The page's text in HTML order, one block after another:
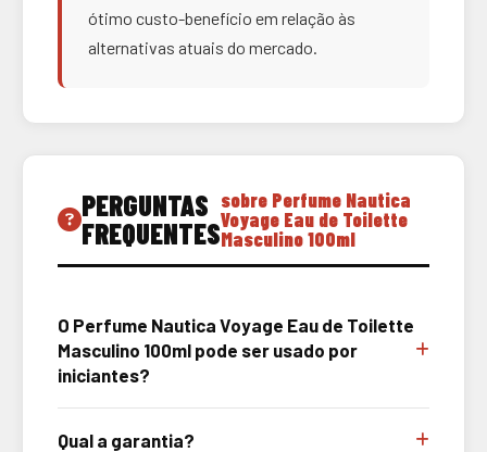
ótimo custo-benefício em relação às
alternativas atuais do mercado.
PERGUNTAS
FREQUENTES
sobre Perfume Nautica
Voyage Eau de Toilette
Masculino 100ml
O Perfume Nautica Voyage Eau de Toilette
Masculino 100ml pode ser usado por
iniciantes?
Qual a garantia?